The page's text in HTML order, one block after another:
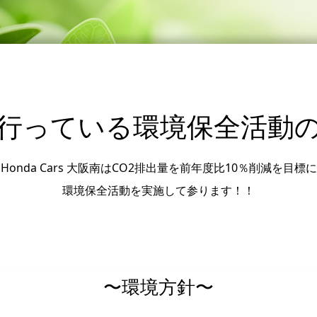
っている環境保全活動
Honda Cars 大阪南はCO2排出量を前年度比10％削減を目標に
環境保全活動を実施して参ります！！
〜環境方針〜